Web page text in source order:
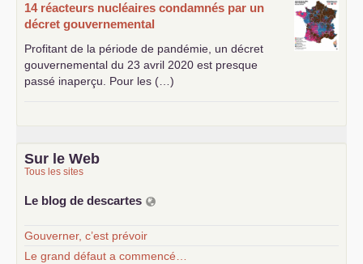
14 réacteurs nucléaires condamnés par un
décret gouvernemental
Profitant de la période de pandémie, un décret
gouvernemental du 23 avril 2020 est presque
passé inaperçu. Pour les (…)
Sur le Web
Tous les sites
Le blog de descartes
Gouverner, c’est prévoir
Le grand défaut a commencé…